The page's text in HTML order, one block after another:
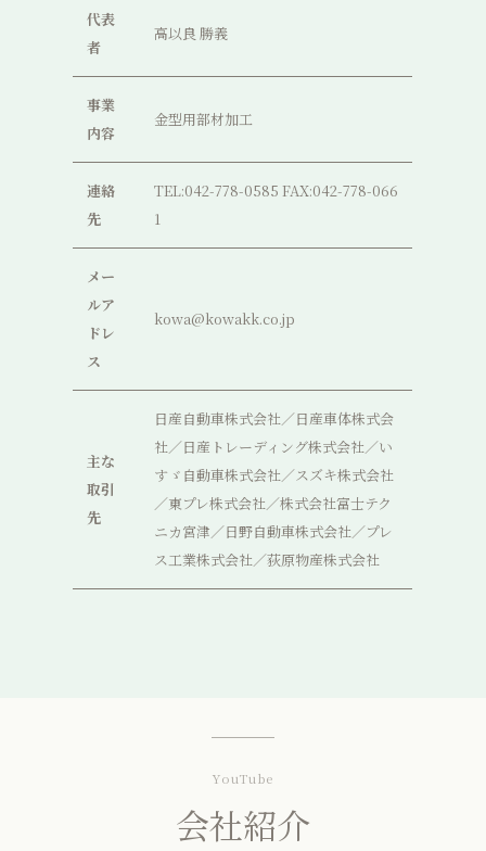
代表
者
高以良 勝義
事業
内容
金型用部材加工
連絡
先
TEL:042-778-0585 FAX:042-778-066
1
メー
ルア
ドレ
ス
kowa@kowakk.co.jp
主な
取引
先
日産自動車株式会社／日産車体株式会
社／日産トレーディング株式会社／い
すゞ自動車株式会社／スズキ株式会社
／東プレ株式会社／株式会社富士テク
ニカ宮津／日野自動車株式会社／プレ
ス工業株式会社／荻原物産株式会社
会社紹介
YouTube